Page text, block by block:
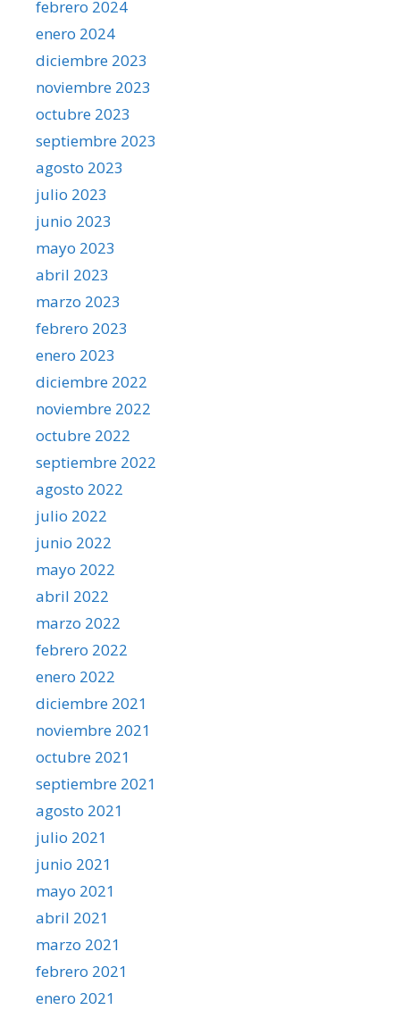
febrero 2024
enero 2024
diciembre 2023
noviembre 2023
octubre 2023
septiembre 2023
agosto 2023
julio 2023
junio 2023
mayo 2023
abril 2023
marzo 2023
febrero 2023
enero 2023
diciembre 2022
noviembre 2022
octubre 2022
septiembre 2022
agosto 2022
julio 2022
junio 2022
mayo 2022
abril 2022
marzo 2022
febrero 2022
enero 2022
diciembre 2021
noviembre 2021
octubre 2021
septiembre 2021
agosto 2021
julio 2021
junio 2021
mayo 2021
abril 2021
marzo 2021
febrero 2021
enero 2021